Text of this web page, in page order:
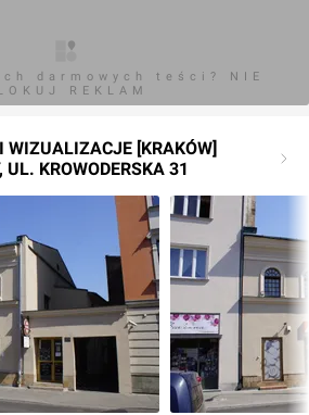
darmowych teści? NIE
REKLAM
WIZUALIZACJE [KRAKÓW]
KROWODERSKA 31